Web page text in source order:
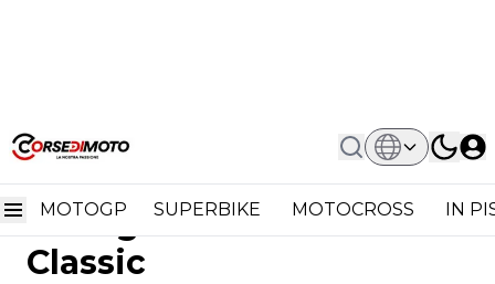
MOTOGP SUPERBIKE MOTOCROSS IN
Home In Pista
Giacomo Agostini Con La MV Agusta
Giacomo Agostini con la
MV Agusta 500 alla Island
Classic